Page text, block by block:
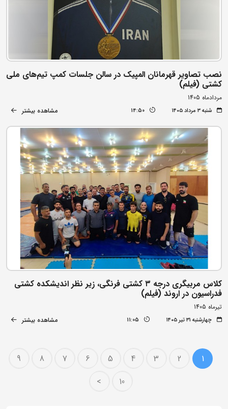
نصب تصاویر قهرمانان المپیک در سالن جلسات کمپ تیم‌های ملی
کشتی (فیلم)
مردادماه 1405
شنبه ۳ مرداد ۱۴۰۵ 14:50 مشاهده بیشتر
کلاس مربیگری درجه ۳ کشتی فرنگی، زیر نظر اندیشکده کشتی
فدراسیون در اروند (فیلم)
تیرماه 1405
چهارشنبه ۳۱ تیر ۱۴۰۵ 11:05 مشاهده بیشتر
1
2
3
4
5
6
7
8
9
10
>